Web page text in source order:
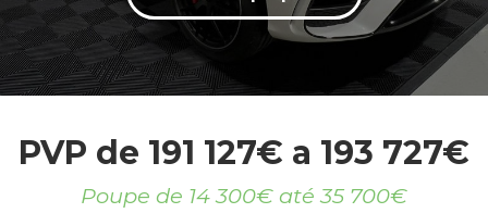
PVP de 191 127€ a 193 727€
Poupe de 14 300€ até 35 700€